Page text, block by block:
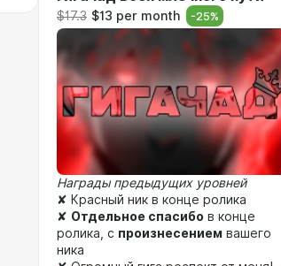
$17.3 $13 per month -25%
Награды предыдущих уровней
✘ Красный ник в конце ролика
✘ Отдельное спасибо в конце
ролика, с произнесением вашего
ника